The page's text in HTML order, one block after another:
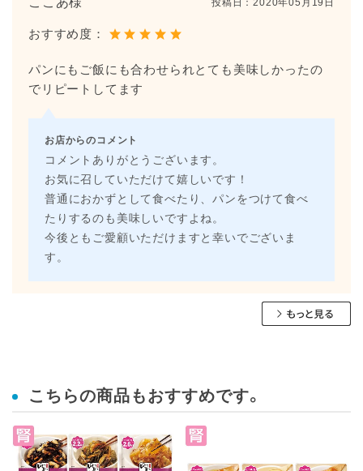
おすすめ度：
パンにもご飯にも合わせられとても美味しかったの
でリピートしてます
お店からのコメント
コメントありがとうございます。
お気に召していただけて嬉しいです！
普通におかずとして食べたり、パンをつけて食べ
たりするのも美味しいですよね。
今後ともご愛顧いただけますと幸いでございま
す。
こちらの商品もおすすめです。